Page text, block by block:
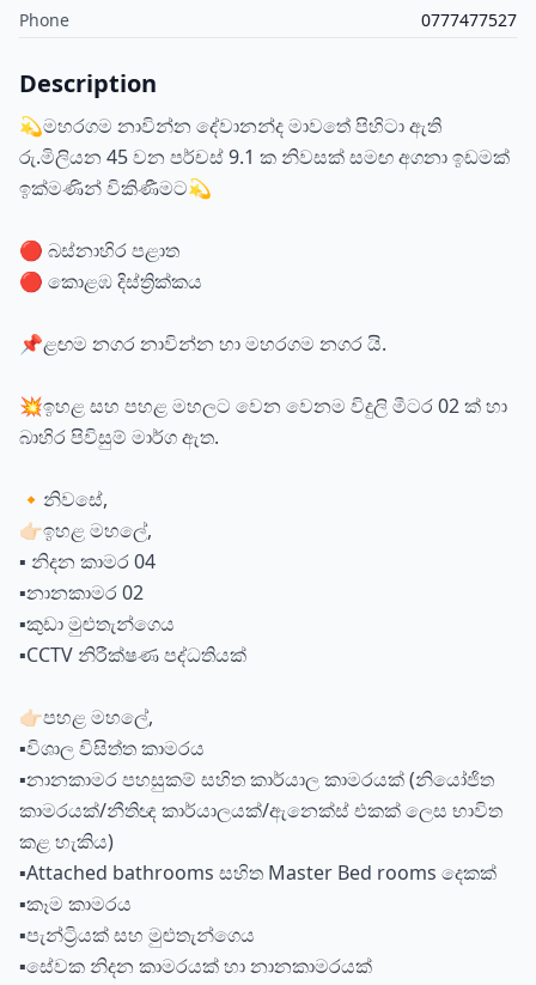
Phone
0777477527
Description
💫මහරගම නාවින්න දේවානන්ද මාවතේ පිහිටා ඇති
රු.මිලියන 45 වන පර්චස් 9.1 ක නිවසක් සමඟ අගනා ඉඩමක්
ඉක්මණින් විකිණීමට💫
🔴 බස්නාහිර පළාත
🔴 කොළඹ දිස්ත්‍රික්කය
📌ළඟම නගර නාවින්න හා මහරගම නගර යි.
💥ඉහළ සහ පහළ මහලට වෙන වෙනම විදුලි මීටර 02 ක් හා
බාහිර පිවිසුම් මාර්ග ඇත.
🔸නිවසේ,
👉🏻ඉහළ මහලේ,
▪️ නිදන කාමර 04
▪️නානකාමර 02
▪️කුඩා මුළුතැන්ගෙය
▪️CCTV නිරීක්ෂණ පද්ධතියක්
👉🏻පහළ මහලේ,
▪️විශාල විසිත්ත කාමරය
▪️නානකාමර පහසුකම් සහිත කාර්යාල කාමරයක් (නියෝජිත
කාමරයක්/නීතිඥ කාර්යාලයක්/ඇනෙක්ස් එකක් ලෙස භාවිත
කළ හැකිය)
▪️Attached bathrooms සහිත Master Bed rooms දෙකක්
▪️කෑම කාමරය
▪️පැන්ට්‍රියක් සහ මුළුතැන්ගෙය
▪️සේවක නිදන කාමරයක් හා නානකාමරයක්